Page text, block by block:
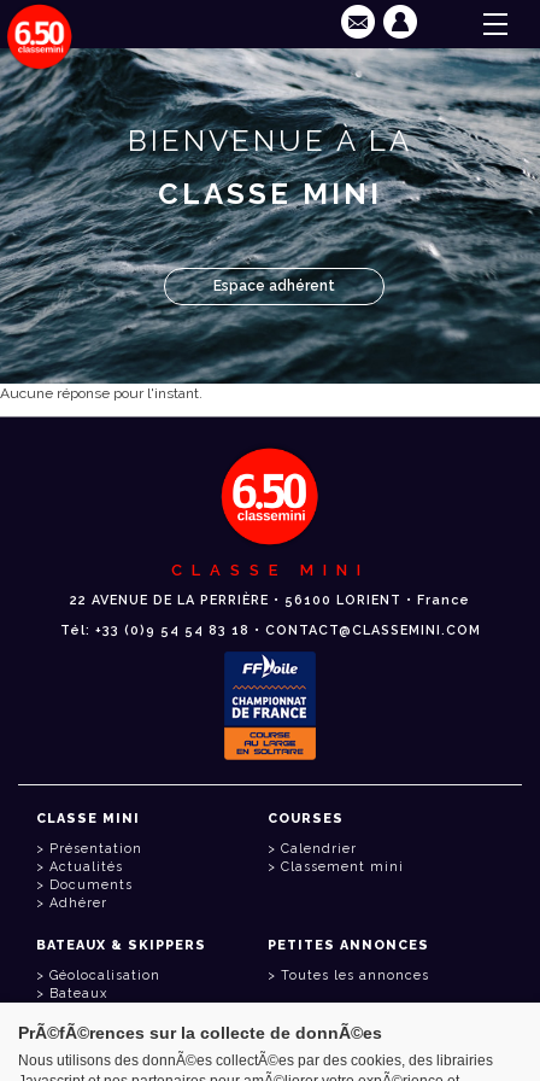
BIENVENUE À LA
CLASSE MINI
Espace adhérent
Aucune réponse pour l'instant.
CLASSE MINI
22 AVENUE DE LA PERRIÈRE • 56100 LORIENT • France
Tél: +33 (0)9 54 54 83 18 • CONTACT@CLASSEMINI.COM
CLASSE MINI
Présentation
Actualités
Documents
Adhérer
COURSES
Calendrier
Classement mini
BATEAUX & SKIPPERS
Géolocalisation
Bateaux
PETITES ANNONCES
Toutes les annonces
LIENS UTILES
PrÃ©fÃ©rences sur la collecte de donnÃ©es
Nous utilisons des donnÃ©es collectÃ©es par des cookies, des librairies